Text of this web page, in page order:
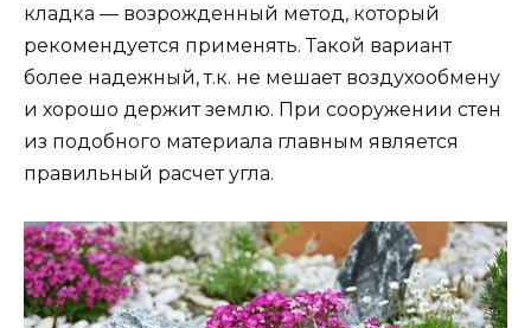
кладка — возрожденный метод, который
рекомендуется применять. Такой вариант
более надежный, т.к. не мешает воздухообмену
и хорошо держит землю. При сооружении стен
из подобного материала главным является
правильный расчет угла.